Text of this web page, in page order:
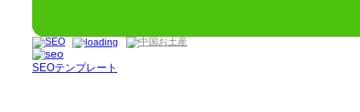
SEOテンプレート